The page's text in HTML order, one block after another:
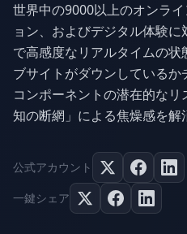
世界中の9000以上のオンラ
ョン、およびデジタル体験
で高感度なリアルタイムの
ブサイトがダウンしている
コンポーネントの潜在的な
知の断網」による焦燥感を解
公式アカウント
一鍵シェア